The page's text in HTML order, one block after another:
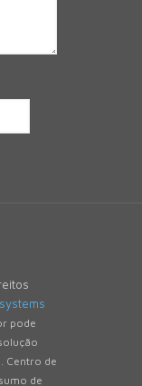
pode
Centro de
de